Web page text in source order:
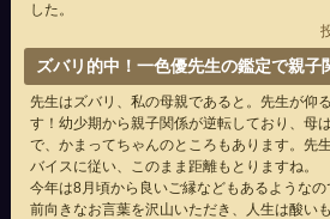
した。
ズバリ的中！一色優先生の鑑定で親子
先生はズバリ、私の母親であると。先生が仰
す！幼少期から親子関係が逆転しており、母
で、かまってちゃんのところもあります。先
バイスに従い、このまま距離もとりますね。
今年は8月頃から良いご縁などもあるようなの
前向きなお言葉を沢山いただき、人生は酸い